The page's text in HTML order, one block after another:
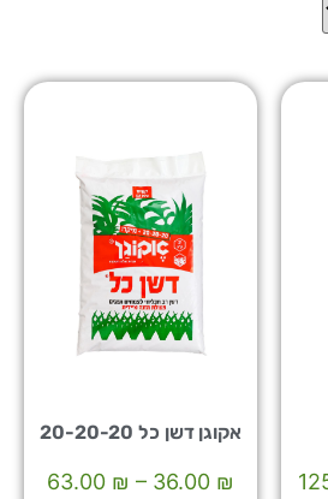
אקוגן דשן כל 20-20-20
₪
–
₪